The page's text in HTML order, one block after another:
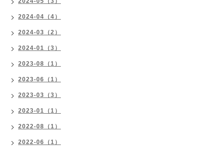
2024-04（4）
2024-03（2）
2024-01（3）
2023-08（1）
2023-06（1）
2023-03（3）
2023-01（1）
2022-08（1）
2022-06（1）